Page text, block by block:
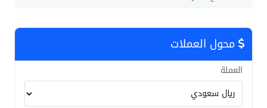
محول العملات
العملة